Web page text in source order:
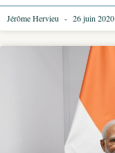
Jérôme Hervieu 26 juin 2020